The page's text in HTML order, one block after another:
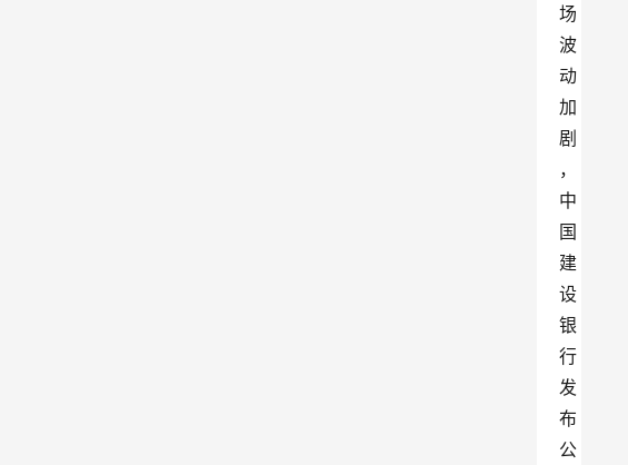
场
波
动
加
剧
，
中
国
建
设
银
行
发
布
公